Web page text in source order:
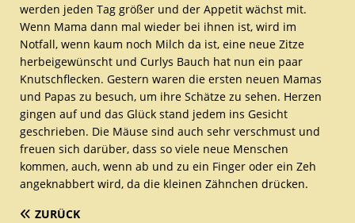
werden jeden Tag größer und der Appetit wächst mit.
Wenn Mama dann mal wieder bei ihnen ist, wird im
Notfall, wenn kaum noch Milch da ist, eine neue Zitze
herbeigewünscht und Curlys Bauch hat nun ein paar
Knutschflecken. Gestern waren die ersten neuen Mamas
und Papas zu besuch, um ihre Schätze zu sehen. Herzen
gingen auf und das Glück stand jedem ins Gesicht
geschrieben. Die Mäuse sind auch sehr verschmust und
freuen sich darüber, dass so viele neue Menschen
kommen, auch, wenn ab und zu ein Finger oder ein Zeh
angeknabbert wird, da die kleinen Zähnchen drücken.
ZURÜCK